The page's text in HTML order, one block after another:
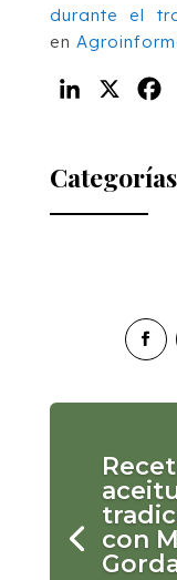
durante el
en
LinkedIn
Categorías
con